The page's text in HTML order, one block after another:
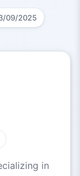
09/2025
in